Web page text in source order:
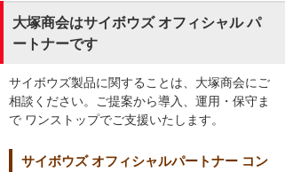
大塚商会はサイボウズ オフィシャル パ
ートナーです
サイボウズ製品に関することは、大塚商会にご
相談ください。ご提案から導入、運用・保守ま
で ワンストップでご支援いたします。
サイボウズ オフィシャルパートナー コン